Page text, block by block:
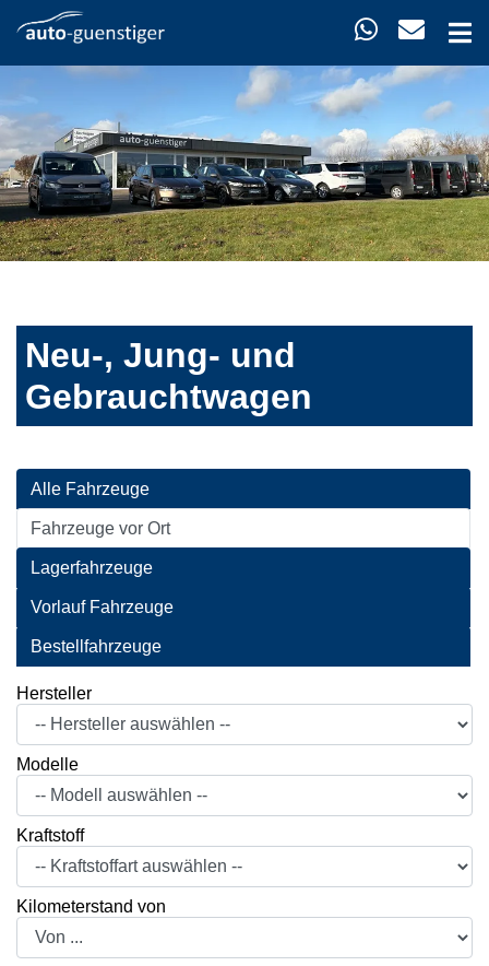
Neu-, Jung- und
Gebrauchtwagen
Alle Fahrzeuge
Fahrzeuge vor Ort
Lagerfahrzeuge
Vorlauf Fahrzeuge
Bestellfahrzeuge
Hersteller
Modelle
Kraftstoff
Kilometerstand von